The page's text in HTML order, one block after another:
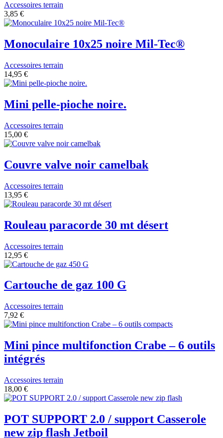
Accessoires terrain
3,85 €
Monoculaire 10x25 noire Mil-Tec®
Accessoires terrain
14,95 €
Mini pelle-pioche noire.
Accessoires terrain
15,00 €
Couvre valve noir camelbak
Accessoires terrain
13,95 €
Rouleau paracorde 30 mt désert
Accessoires terrain
12,95 €
Cartouche de gaz 100 G
Accessoires terrain
7,92 €
Mini pince multifonction Crabe – 6 outils
intégrés
Accessoires terrain
18,00 €
POT SUPPORT 2.0 / support Casserole
new zip flash Jetboil